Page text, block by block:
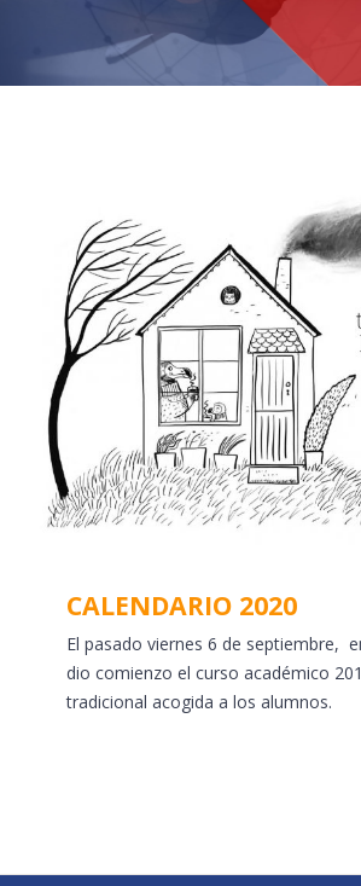
CALENDARIO 2020
El pasado viernes 6 de septiembre,
dio comienzo el curso académico
tradicional acogida a los alumnos.